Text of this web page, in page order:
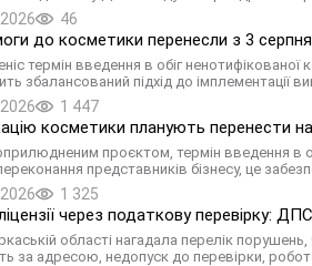
46
до косметики перенесли з 3
термін введення в обіг
збалансований підхід до імплементації
1 447
косметики планують перенести
проєктом, термін введення в
представників бізнесу, це
1 325
через податкову перевірку:
області нагадала перелік
за адресою, недопуск до перевірки,